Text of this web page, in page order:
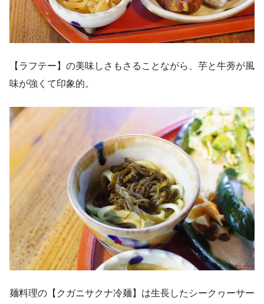
【ラフテー】の美味しさもさることながら、芋と牛蒡が風
味が強くて印象的。
麺料理の【クガニサクナ冷麺】は生長したシークヮーサー